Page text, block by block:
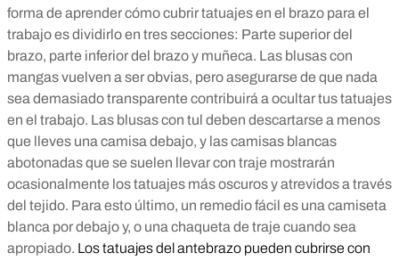
forma de aprender cómo cubrir tatuajes en el brazo para el
trabajo es dividirlo en tres secciones: Parte superior del
brazo, parte inferior del brazo y muñeca. Las blusas con
mangas vuelven a ser obvias, pero asegurarse de que nada
sea demasiado transparente contribuirá a ocultar tus tatuajes
en el trabajo. Las blusas con tul deben descartarse a menos
que lleves una camisa debajo, y las camisas blancas
abotonadas que se suelen llevar con traje mostrarán
ocasionalmente los tatuajes más oscuros y atrevidos a través
del tejido. Para esto último, un remedio fácil es una camiseta
blanca por debajo y, o una chaqueta de traje cuando sea
apropiado. Los tatuajes del antebrazo pueden cubrirse con